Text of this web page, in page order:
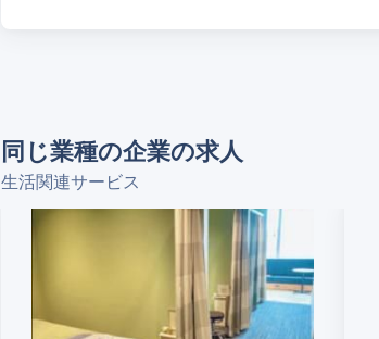
同じ業種の企業の求人
生活関連サービス